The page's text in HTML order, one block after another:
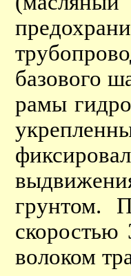
базового
рамы
грунтом.
скоростью
волоком